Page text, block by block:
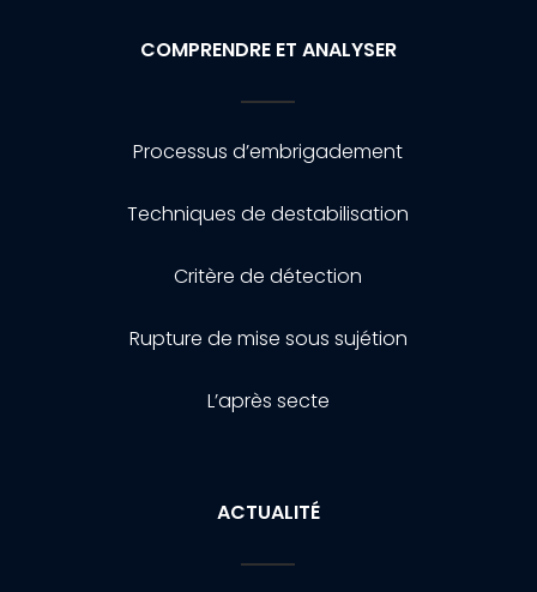
COMPRENDRE ET ANALYSER
Processus d’embrigadement
Techniques de destabilisation
Critère de détection
Rupture de mise sous sujétion
L’après secte
ACTUALITÉ